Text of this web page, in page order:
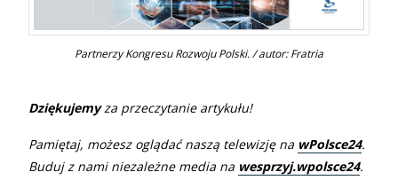
Partnerzy Kongresu Rozwoju Polski. / autor: Fratria
Dziękujemyza przeczytanie artykułu!
Pamiętaj, możesz oglądać naszą telewizję na wPolsce24.
Buduj z nami niezależne media na wesprzyj.wpolsce24.